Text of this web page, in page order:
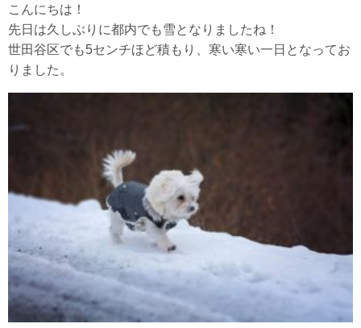
こんにちは！
先日は久しぶりに都内でも雪となりましたね！
世田谷区でも5センチほど積もり、寒い寒い一日となってお
りました。